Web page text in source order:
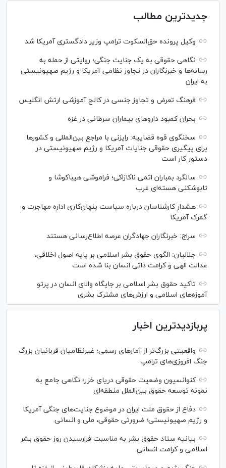
جدیدترین مطالب
وکیل پرونده حق‌السکوت ترامپ وزیر دادگستری آمریکا شد
نگاهی حقوقی به یک جنایت جنگی؛ روایتی از حمله به
رسانه‌ها و خبرنگاران در تجاوز نظامی آمریکا و رژیم صهیونیستی
به ایران
فرهنگ تعرض و تجاوز جنسی در کالج آموزشی ارتش انگلیس
بحران کمبود دارو‌های بیماران سرطانی در غزه
سخنگوی قوه قضاییه: رایزنی‌ با مراجع بین‌المللی و کشور‌ها
برای پیگیری حقوقی جنایات آمریکا و رژیم صهیونیستی در
دستور کار است
سالگرد بمباران اتمی ناکازاکی؛ فراموشی هیباکوشا و
تابوشکنی هسته‌ای غرب
هشدار کارشناسان درباره سیاست پنهان‌کاری اداره مهاجرت و
گمرک آمریکا
سراج: خبرنگاران جهادگران عرصه اطلاع‌رسانی هستند
جلالیان: الگوی حقوق بشر اسلامی بر پایه اصول اخلاقی،
عدالت الهی و کرامت ذاتی انسان بنا شده است
تاکید حقوق بشر اسلامی بر جایگاه والای انسان در پرتو
آموزه‌های اسلامی و ارزش‌های مشترک بشری
پربازدیدترین اخبار
واقعیتی بزرگ‌تر از آمار‌های رسمی؛ غیرنظامیان قربانیان بزرگ
جنگ افروزی‌های ترامپ
کنوانسیون وضعیت حقوقی دریای خزر؛ نگاهی جامع به
نمونه توسعه حقوق بین‌الملل منطقه‌ای
دفاع از حقوق ملت ایران در موضوع جنایت‌های جنگی آمریکا
و رژیم صهیونیستی؛ ضرورتی حقوقی، ملی و انسانی
بیانیه ستاد حقوق بشر به مناسبت فرارسیدن روز حقوق بشر
اسلامی و کرامت انسانی